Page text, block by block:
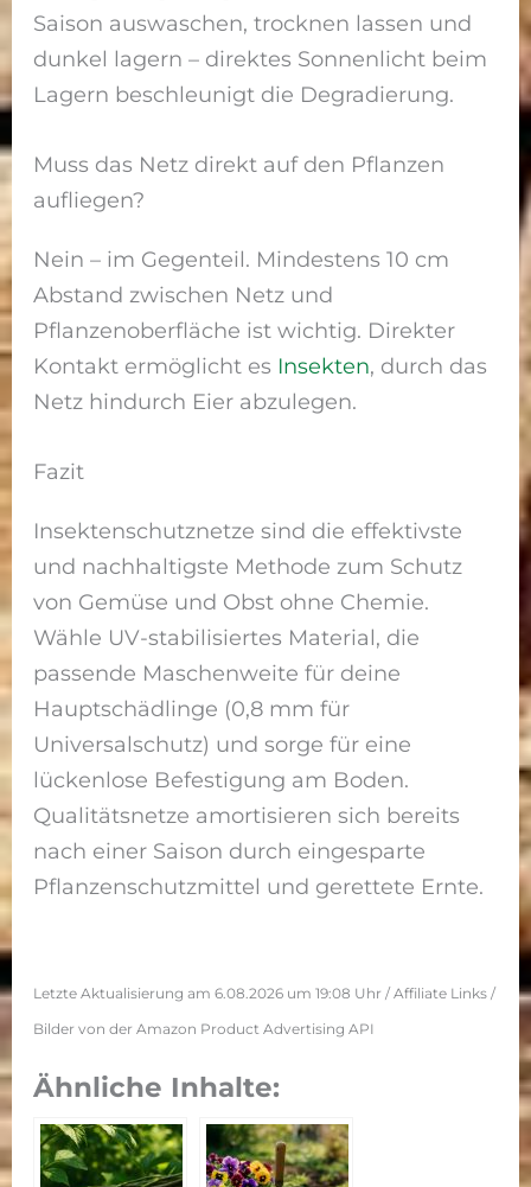
Saison auswaschen, trocknen lassen und
dunkel lagern – direktes Sonnenlicht beim
Lagern beschleunigt die Degradierung.
Muss das Netz direkt auf den Pflanzen
aufliegen?
Nein – im Gegenteil. Mindestens 10 cm
Abstand zwischen Netz und
Pflanzenoberfläche ist wichtig. Direkter
Kontakt ermöglicht es Insekten, durch das
Netz hindurch Eier abzulegen.
Fazit
Insektenschutznetze sind die effektivste
und nachhaltigste Methode zum Schutz
von Gemüse und Obst ohne Chemie.
Wähle UV-stabilisiertes Material, die
passende Maschenweite für deine
Hauptschädlinge (0,8 mm für
Universalschutz) und sorge für eine
lückenlose Befestigung am Boden.
Qualitätsnetze amortisieren sich bereits
nach einer Saison durch eingesparte
Pflanzenschutzmittel und gerettete Ernte.
Letzte Aktualisierung am 6.08.2026 um 19:08 Uhr / Affiliate Links /
Bilder von der Amazon Product Advertising API
Ähnliche Inhalte: